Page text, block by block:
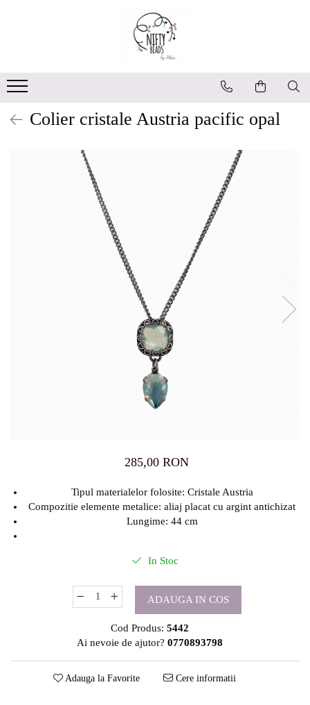
Colier cristale Austria pacific opal
285,00 RON
Tipul materialelor folosite: Cristale Austria
Compozitie elemente metalice: aliaj placat cu argint antichizat
Lungime: 44 cm
In Stoc
ADAUGA IN COS
Cod Produs: 5442
Ai nevoie de ajutor? 0770893798
Adauga la Favorite Cere informatii